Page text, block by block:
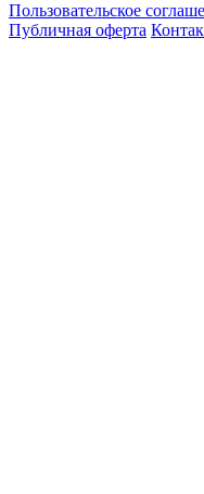
Пользовательское
Публичная оферта